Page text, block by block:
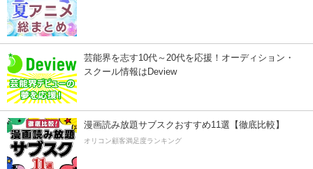
芸能界を志す10代～20代を応援！オーディション・
スクール情報はDeview
漫画読み放題サブスクおすすめ11選【徹底比較】
オリコン顧客満足度ランキング